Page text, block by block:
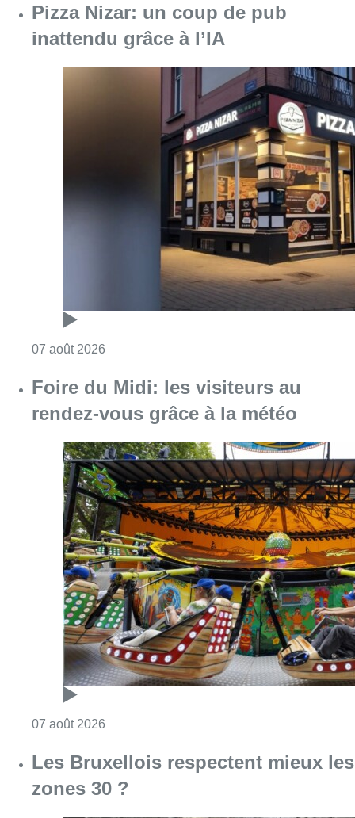
Pizza Nizar: un coup de pub
inattendu grâce à l’IA
07 août 2026
Foire du Midi: les visiteurs au
rendez-vous grâce à la météo
07 août 2026
Les Bruxellois respectent mieux les
zones 30 ?